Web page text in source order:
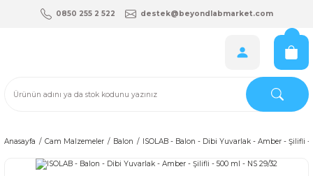
0850 255 2 522 destek@beyondlabmarket.com
Anasayfa Cam Malzemeler Balon ISOLAB - Balon - Dibi Yuvarlak - Amber - Şilifli -